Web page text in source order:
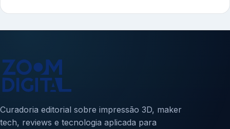
Curadoria editorial sobre impressão 3D, maker
tech, reviews e tecnologia aplicada para